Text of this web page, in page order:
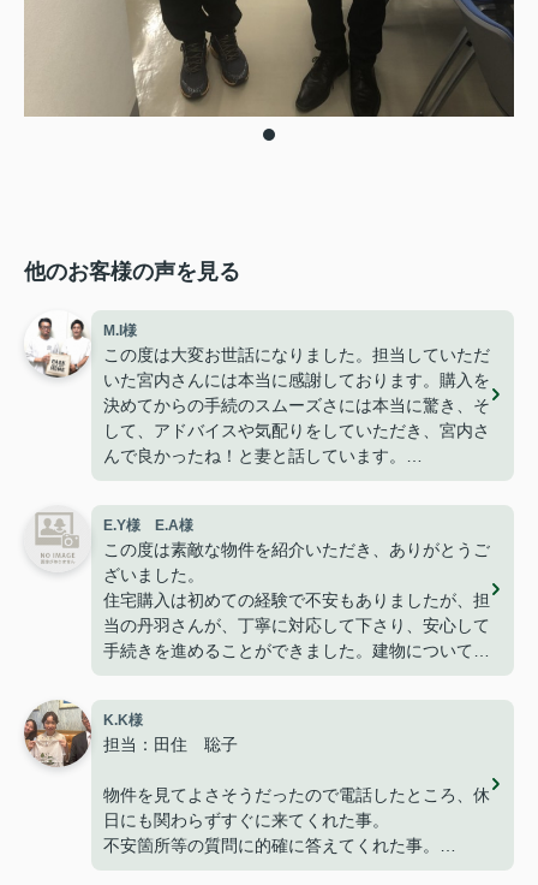
他のお客様の声を見る
M.I様
この度は大変お世話になりました。担当していただ
いた宮内さんには本当に感謝しております。購入を
決めてからの手続のスムーズさには本当に驚き、そ
して、アドバイスや気配りをしていただき、宮内さ
んで良かったね！と妻と話しています。
今は無事に引越しも終わり、快適に過ごせて楽しく
暮らせております。
こうして、なにもトラブルや問題も無くここまで家
探しが出来た事はパークホームさんのおかげだと思
っております。
ありがとうございました。
E.Y様 E.A様
この度は素敵な物件を紹介いただき、ありがとうご
ざいました。
住宅購入は初めての経験で不安もありましたが、担
当の丹羽さんが、丁寧に対応して下さり、安心して
手続きを進めることができました。建物についても
満足しており、家族で新しい生活を始めることを楽
しみにしています。
改めて、ありがとうございました。
K.K様
担当：田住 聡子
物件を見てよさそうだったので電話したところ、休
日にも関わらずすぐに来てくれた事。
不安箇所等の質問に的確に答えてくれた事。
仮契約の電子承認につまづいたが、代替手段で進め